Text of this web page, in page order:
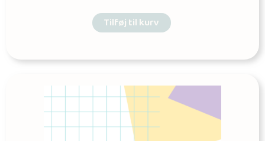
Tilføj til kurv